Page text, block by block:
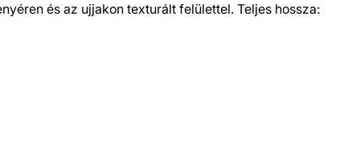
és az ujjakon texturált felülettel. Teljes hossza: